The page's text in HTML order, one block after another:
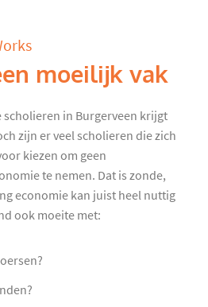
moeilijk vak
scholieren in Burgerveen krijgt
zijn er veel scholieren die zich
kiezen om geen
te nemen. Dat is zonde,
economie kan juist heel nuttig
ook moeite met: